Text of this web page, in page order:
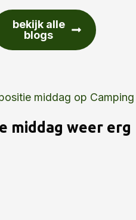
bekijk alle
blogs
middag weer erg